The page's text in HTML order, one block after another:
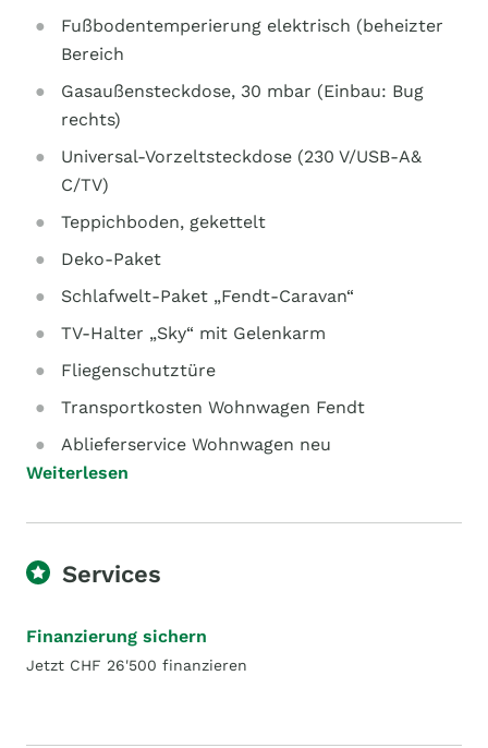
Fußbodentemperierung elektrisch (beheizter
Bereich
Gasaußensteckdose, 30 mbar (Einbau: Bug
rechts)
Universal-Vorzeltsteckdose (230 V/USB-A&
C/TV)
Teppichboden, gekettelt
Deko-Paket
Schlafwelt-Paket „Fendt-Caravan“
TV-Halter „Sky“ mit Gelenkarm
Fliegenschutztüre
Transportkosten Wohnwagen Fendt
Ablieferservice Wohnwagen neu
Weiterlesen
Services
Finanzierung sichern
Jetzt CHF 26'500 finanzieren